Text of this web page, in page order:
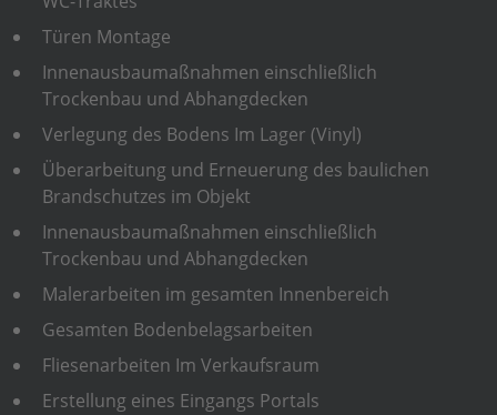
Türen Montage
Innenausbaumaßnahmen einschließlich
Trockenbau und Abhangdecken
Verlegung des Bodens Im Lager (Vinyl)
Überarbeitung und Erneuerung des baulichen
Brandschutzes im Objekt
Innenausbaumaßnahmen einschließlich
Trockenbau und Abhangdecken
Malerarbeiten im gesamten Innenbereich
Gesamten Bodenbelagsarbeiten
Fliesenarbeiten Im Verkaufsraum
Erstellung eines Eingangs Portals